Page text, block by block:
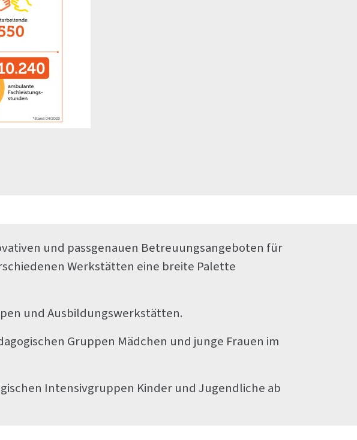
und passgenauen Betreuungsangeboten für
Werkstätten eine breite Palette
und Ausbildungswerkstätten.
Gruppen Mädchen und junge Frauen im
Intensivgruppen Kinder und Jugendliche ab